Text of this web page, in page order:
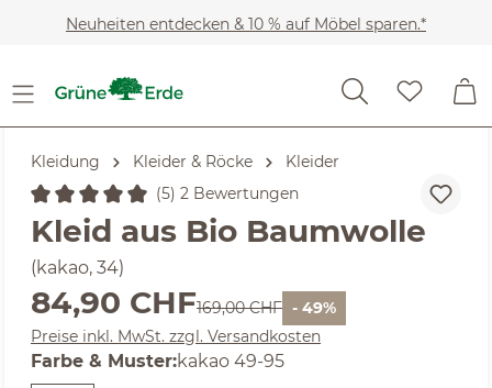
Zum Hauptinhalt springen
Neuheiten entdecken & 10 % auf Möbel sparen.*
Kleidung Kleider & Röcke Kleider
Durchschnittliche Bewertung von 5 von 5 Sternen
(5) 2 Bewertungen
Kleid aus Bio Baumwolle
(kakao, 34)
Verkaufspreis:
84,90 CHFRegulärer Preis:
169,00 CHF - 49%
Preise inkl. MwSt. zzgl. Versandkosten
Farbe & Musterauswählen
:kakao 49-95